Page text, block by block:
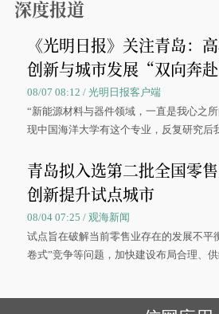
深度报道
《光明日报》关注青岛：
创新与城市发展“双向奔
08/07 08:12 / 光明日报客户端
“新能源材料与器件领域，一直是我心之
现中国海洋大学有这个专业，反复研究后
大学材料科学与工程学院材料类专业的录
青岛拟入选第二批全国零
创新提升试点城市
08/04 07:25 / 观海新闻
试点旨在破解当前零售业存在的发展不平
卷式”竞争等问题，加快建设布局合理、